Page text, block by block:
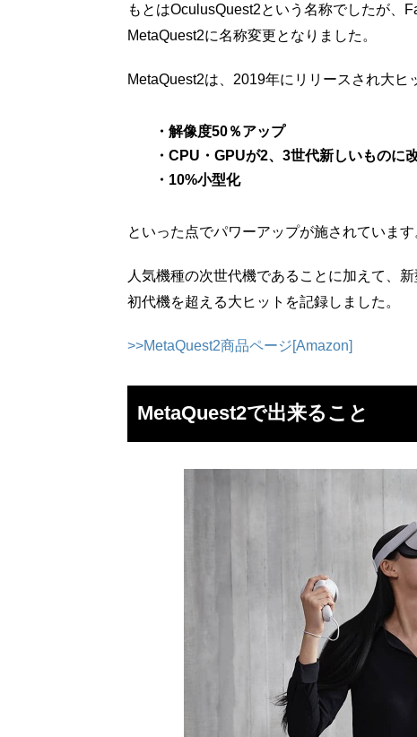
もとはOculusQuest2という名称でしたが、
MetaQuest2に名称変更となりました。
MetaQuest2は、2019年にリリースされ大ヒ
・解像度50％アップ
・CPU・GPUが2、3世代新しいものに
・10%小型化
といった点でパワーアップが施されています
人気機種の次世代機であることに加えて、
初代機を超える大ヒットを記録しました。
>>MetaQuest2商品ページ[Amazon]
MetaQuest2で出来ること